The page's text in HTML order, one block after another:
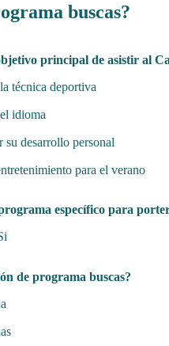
buscas?
principal de asistir al
técnica deportiva
idioma
su desarrollo personal
para el verano
específico para
de programa buscas?